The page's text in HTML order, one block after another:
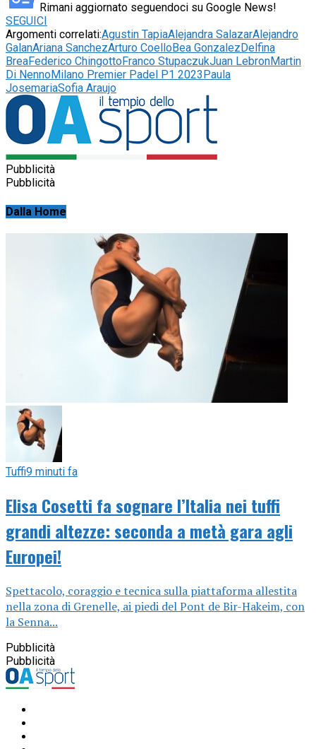
Rimani aggiornato seguendoci su Google News!
SEGUICI
Argomenti correlati:Agustin TapiaAlejandra SalazarAlejandro
GalanAriana SanchezArturo CoelloBea Gonzalez Delfina
BreaFederico ChingottoFranco StupaczukJuan LebronMartin
Di NennoMilano Premier Padel P1 2023 Paula
JosemariaSofia Araujo
Pubblicità
Pubblicità
Dalla Home
Tuffi9 minuti fa
Elisa Cosetti fa sognare l’Italia nei tuffi
grandi altezze: seconda a metà gara agli
Europei!
Spettacolo, coraggio e tecnica sulla piattaforma allestita
nella zona di Grenelle, ai piedi del Pont de Bir-Hakeim, con
la Senna...
Pubblicità
Pubblicità